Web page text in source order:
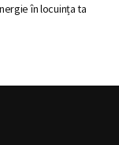
în locuința ta